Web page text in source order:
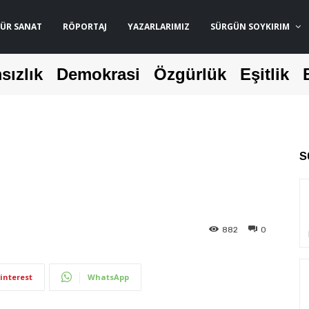
SANAT RÖPORTAJ YAZARLARIMIZ SÜRGÜN SOYKIRIM
Demokrasi Özgürlük Eşitlik
0
882
WhatsApp